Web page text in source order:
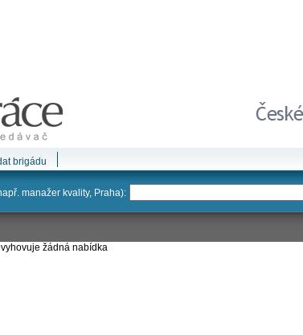
brigádu
manažer kvality, Praha):
žádná nabídka